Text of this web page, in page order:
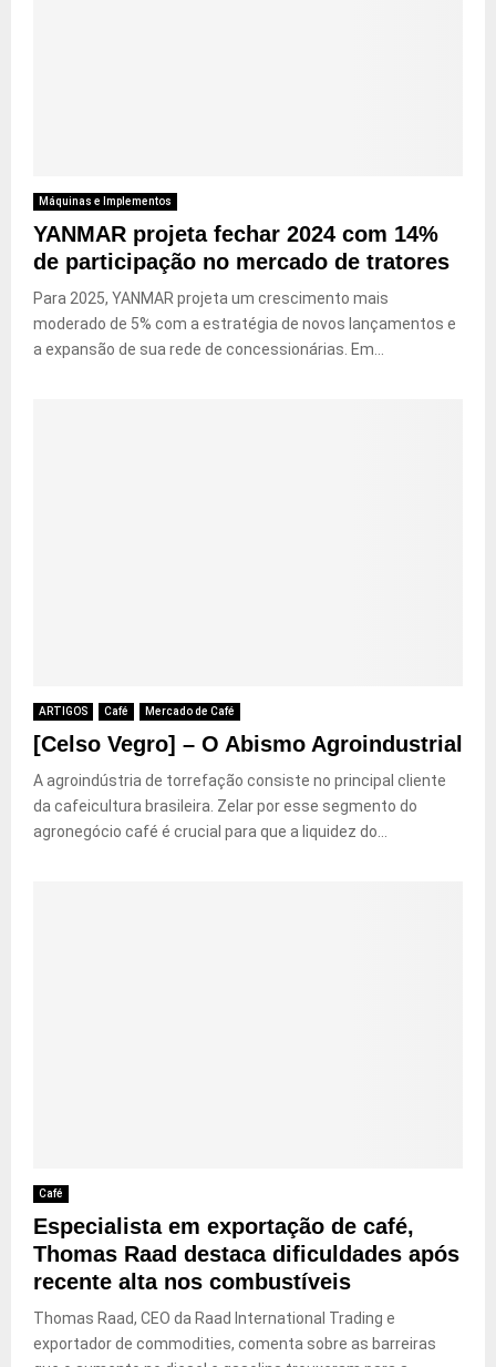
Máquinas e Implementos
YANMAR projeta fechar 2024 com 14%
de participação no mercado de tratores
Para 2025, YANMAR projeta um crescimento mais
moderado de 5% com a estratégia de novos lançamentos e
a expansão de sua rede de concessionárias. Em...
ARTIGOS Café Mercado de Café
[Celso Vegro] – O Abismo Agroindustrial
A agroindústria de torrefação consiste no principal cliente
da cafeicultura brasileira. Zelar por esse segmento do
agronegócio café é crucial para que a liquidez do...
Café
Especialista em exportação de café,
Thomas Raad destaca dificuldades após
recente alta nos combustíveis
Thomas Raad, CEO da Raad International Trading e
exportador de commodities, comenta sobre as barreiras